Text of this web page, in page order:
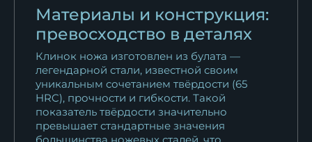
Материалы и конструкция:
превосходство в деталях
Клинок ножа изготовлен из булата —
легендарной стали, известной своим
уникальным сочетанием твёрдости (65
HRC), прочности и гибкости. Такой
показатель твёрдости значительно
превышает стандартные значения